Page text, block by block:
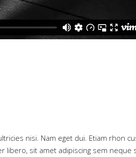
nisi. Nam eget dui. Etiam rhon
libero, sit amet adipiscing sem neque